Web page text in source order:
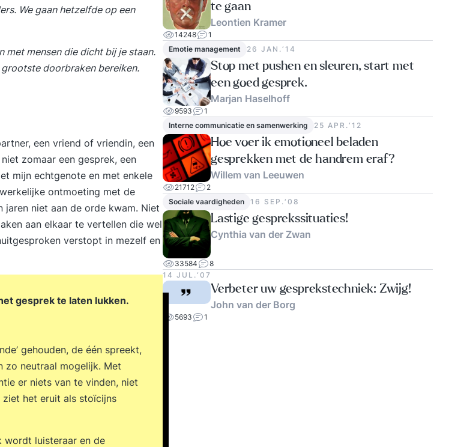
We gaan hetzelfde op een
met mensen die dicht bij je staan.
doorbraken bereiken.
een vriend of vriendin, een
zomaar een gesprek, een
mijn echtgenote en met enkele
ontmoeting met de
niet aan de orde kwam. Niet
aan elkaar te vertellen die wel
verstopt in mezelf en
gesprek te laten lukken.
gehouden, de één spreekt,
zo neutraal mogelijk. Met
er niets van te vinden, niet
het eruit als stoïcijns
wordt luisteraar en de
te gaan
Leontien Kramer
14248
1
Emotie management
26 JAN.‘14
Stop met pushen en sleuren, start met
een goed gesprek.
Marjan Haselhoff
9593
1
Interne communicatie en samenwerking
25 APR.‘12
Hoe voer ik emotioneel beladen
gesprekken met de handrem eraf?
Willem van Leeuwen
21712
2
Sociale vaardigheden
16 SEP.‘08
Lastige gesprekssituaties!
Cynthia van der Zwan
33584
8
14 JUL.‘07
Verbeter uw gesprekstechniek: Zwijg!
John van der Borg
5693 1